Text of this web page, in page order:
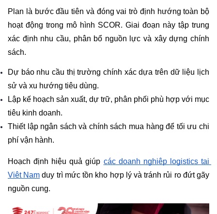
Plan là bước đầu tiên và đóng vai trò định hướng toàn bộ
hoạt động trong mô hình SCOR. Giai đoạn này tập trung
xác định nhu cầu, phân bổ nguồn lực và xây dựng chính
sách.
Dự báo nhu cầu thị trường chính xác dựa trên dữ liệu lịch
sử và xu hướng tiêu dùng.
Lập kế hoạch sản xuất, dự trữ, phân phối phù hợp với mục
tiêu kinh doanh.
Thiết lập ngân sách và chính sách mua hàng để tối ưu chi
phí vận hành.
Hoạch định hiệu quả giúp các doanh nghiệp logistics tại
Việt Nam duy trì mức tồn kho hợp lý và tránh rủi ro đứt gãy
nguồn cung.